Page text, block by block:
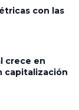
con las
crece en
capitalización